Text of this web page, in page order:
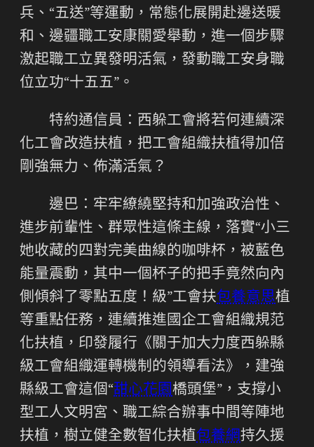
兵、“五送”等運動，常態化展開赴邊送暖
和、邊疆職工安康關愛舉動，進一個步驟
激起職工立異發明活氣，發動職工安身職
位立功“十五五”。
特約通信員：西躲工會將若何連續深
化工會改造扶植，把工會組織扶植得加倍
剛強無力、佈滿活氣？
邊巴：牢牢繚繞堅持和加強政治性、
進步前輩性、群眾性這條主線，落實“小三
她收藏的四對完美曲線的咖啡杯，被藍色
能量震動，其中一個杯子的把手竟然向內
側傾斜了零點五度！級”工會扶包養意思植
等重點任務，連續推進國企工會組織規范
化扶植，印發履行《關于加大力度西躲縣
級工會組織運轉機制的領導看法》，建強
縣級工會這個“甜心花園橋頭堡”，支撐小
型工人文明宮、職工綜合辦事中間等陣地
扶植，樹立健全數智化扶植包養網持久援